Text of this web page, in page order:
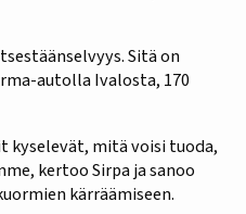
Sitä on
autolla Ivalosta, 170
kyselevät, mitä voisi tuoda,
kertoo Sirpa ja sanoo
kärräämiseen.